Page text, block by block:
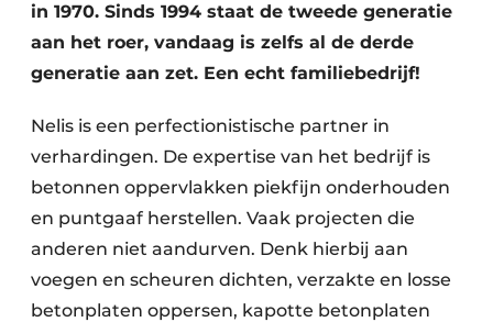
in 1970. Sinds 1994 staat de tweede generatie
aan het roer, vandaag is zelfs al de derde
generatie aan zet. Een echt familiebedrijf!
Nelis is een perfectionistische partner in
verhardingen. De expertise van het bedrijf is
betonnen oppervlakken piekfijn onderhouden
en puntgaaf herstellen. Vaak projecten die
anderen niet aandurven. Denk hierbij aan
voegen en scheuren dichten, verzakte en losse
betonplaten oppersen, kapotte betonplaten